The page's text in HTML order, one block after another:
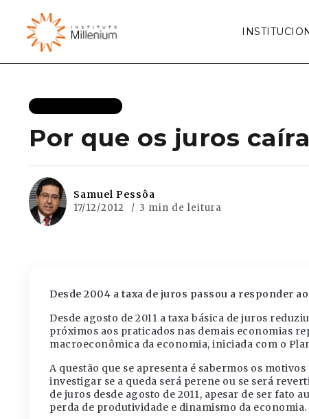
Por que os juros
Samuel Pessôa
17/12/2012 3 min de leitura
Desde 2004 a taxa de juros passou a responder
Desde agosto de 2011 a taxa básica de juros
próximos aos praticados nas demais economias
macroeconômica da economia, iniciada com o
A questão que se apresenta é sabermos os
investigar se a queda será perene ou se será
de juros desde agosto de 2011, apesar de ser fato
perda de produtividade e dinamismo da economia.